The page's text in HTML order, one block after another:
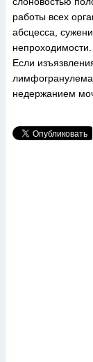
работы всех
абсцесса,
непроходимости.
Если
недержанием